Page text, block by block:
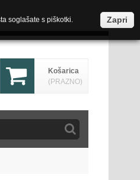
Košarica
(PRAZNO)
soglašate s piškotki. Zapri